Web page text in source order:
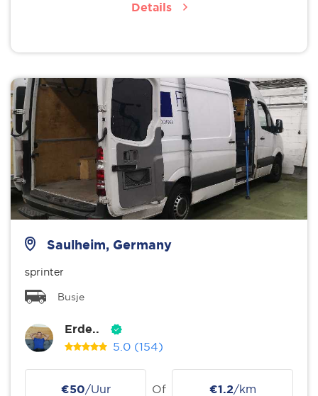
Details
Saulheim, Germany
sprinter
Busje
Erde..
5.0 (154)
€50/Uur Of €1.2/km